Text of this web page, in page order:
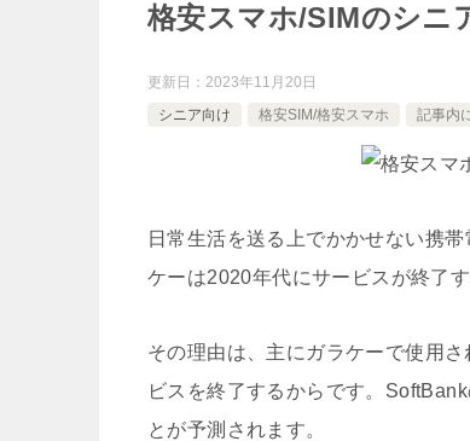
格安スマホ/SIMのシニ
更新日： 2023年11月20日
シニア向け
格安SIM/格安スマホ 記事内
日常生活を送る上でかかせない携
ケーは2020年代にサービスが終了
その理由は、主にガラケーで使用
ビスを終了するからです。
とが予測されます。